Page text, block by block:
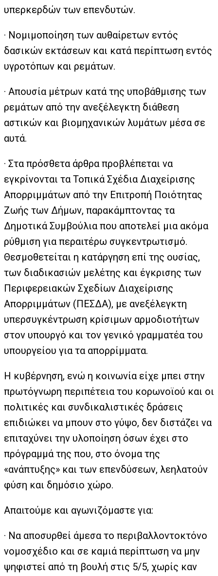
υπερκερδών των επενδυτών.
· Νομιμοποίηση των αυθαίρετων εντός
δασικών εκτάσεων και κατά περίπτωση εντός
υγροτόπων και ρεμάτων.
· Απουσία μέτρων κατά της υποβάθμισης των
ρεμάτων από την ανεξέλεγκτη διάθεση
αστικών και βιομηχανικών λυμάτων μέσα σε
αυτά.
· Στα πρόσθετα άρθρα προβλέπεται να
εγκρίνονται τα Τοπικά Σχέδια Διαχείρισης
Απορριμμάτων από την Επιτροπή Ποιότητας
Ζωής των Δήμων, παρακάμπτοντας τα
Δημοτικά Συμβούλια που αποτελεί μια ακόμα
ρύθμιση για περαιτέρω συγκεντρωτισμό.
Θεσμοθετείται η κατάργηση επί της ουσίας,
των διαδικασιών μελέτης και έγκρισης των
Περιφερειακών Σχεδίων Διαχείρισης
Απορριμμάτων (ΠΕΣΔΑ), με ανεξέλεγκτη
υπερσυγκέντρωση κρίσιμων αρμοδιοτήτων
στον υπουργό και τον γενικό γραμματέα του
υπουργείου για τα απορρίμματα.
Η κυβέρνηση, ενώ η κοινωνία είχε μπει στην
πρωτόγνωρη περιπέτεια του κορωνοϊού και οι
πολιτικές και συνδικαλιστικές δράσεις
επιδιώκει να μπουν στο γύψο, δεν διστάζει να
επιταχύνει την υλοποίηση όσων έχει στο
πρόγραμμά της που, στο όνομα της
«ανάπτυξης» και των επενδύσεων, λεηλατούν
φύση και δημόσιο χώρο.
Απαιτούμε και αγωνιζόμαστε για:
· Να αποσυρθεί άμεσα το περιβαλλοντοκτόνο
νομοσχέδιο και σε καμιά περίπτωση να μην
ψηφιστεί από τη βουλή στις 5/5, χωρίς καν